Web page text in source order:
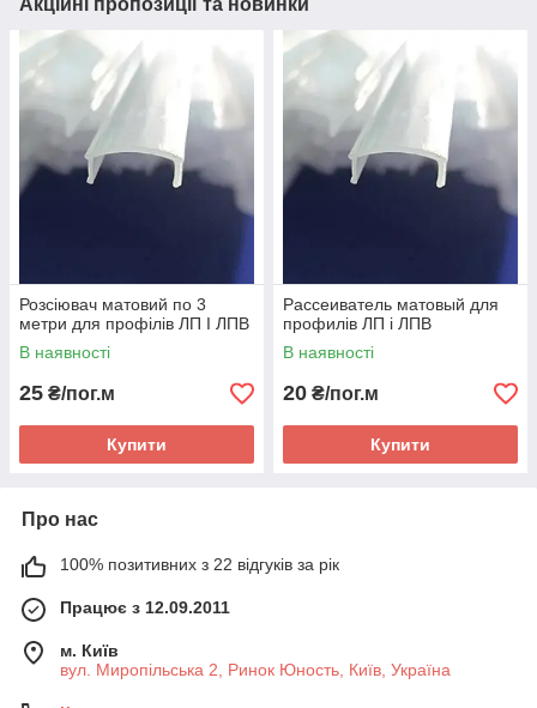
Акційні пропозиції та новинки
Розсіювач матовий по 3
метри для профілів ЛП І ЛПВ
В наявності
25 ₴/пог.м
Купити
Рассеиватель матовый для
профилів ЛП і ЛПВ
В наявності
20 ₴/пог.м
Купити
Про нас
100% позитивних з 22 відгуків за рік
Працює з 12.09.2011
м. Київ
вул. Миропільська 2, Ринок Юность, Київ, Україна